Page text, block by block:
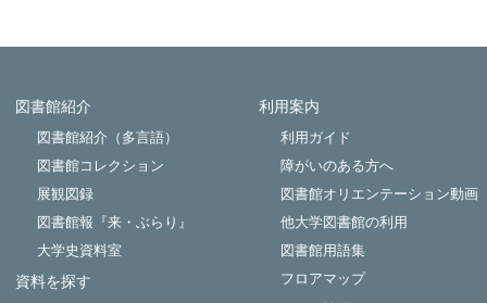
図書館紹介
図書館紹介（多言語）
図書館コレクション
展観図録
図書館報『来・ぶらり』
大学史資料室
資料を探す
利用案内
利用ガイド
障がいのある方へ
図書館オリエンテーション動画
他大学図書館の利用
図書館用語集
フロアマップ
Powered by NetCommons